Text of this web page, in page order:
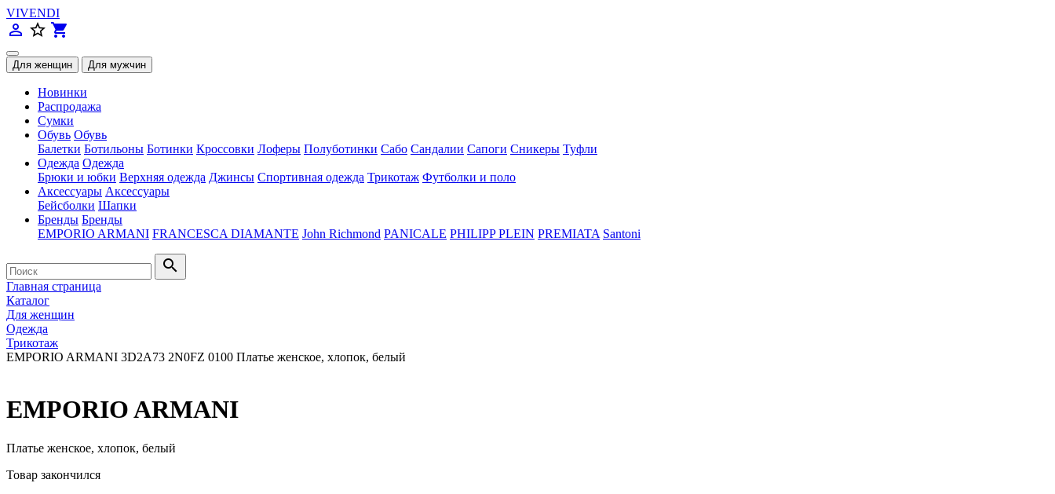
VIVENDI
person_outline star_border shopping_cart
Новинки
Распродажа
Сумки
Обувь Обувь
Балетки Ботильоны Ботинки Кроссовки Лоферы Полуботинки Сабо Сандалии Сапоги Сникеры Туфли
Одежда Одежда
Брюки и юбки Верхняя одежда Джинсы Спортивная одежда Трикотаж Футболки и поло
Аксессуары Аксессуары
Бейсболки Шапки
Бренды Бренды
EMPORIO ARMANI FRANCESCA DIAMANTE John Richmond PANICALE PHILIPP PLEIN PREMIATA Santoni
search
Главная страница
Каталог
Для женщин
Одежда
Трикотаж
EMPORIO ARMANI 3D2A73 2N0FZ 0100 Платье женское, хлопок, белый
EMPORIO ARMANI
Платье женское, хлопок, белый
Товар закончился